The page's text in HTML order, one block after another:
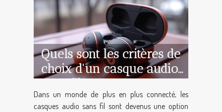
Quels sont les critères de
choix d'un casque audio
sans fil ?
Dans un monde de plus en plus connecté, les
casques audio sans fil sont devenus une option